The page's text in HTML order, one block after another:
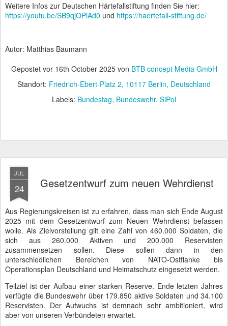
Weitere Infos zur Deutschen Härtefallstiftung finden Sie hier:
https://youtu.be/SB9qjOPiAd0 und https://haertefall-stiftung.de/
Autor: Matthias Baumann
Gepostet vor 16th October 2025von BTB concept Media GmbH
Standort: Friedrich-Ebert-Platz 2, 10117 Berlin, Deutschland
Labels: Bundestag Bundeswehr SiPol
JUL
24 Gesetzentwurf zum neuen Wehrdienst
Aus Regierungskreisen ist zu erfahren, dass man sich Ende August
2025 mit dem Gesetzentwurf zum Neuen Wehrdienst befassen
wolle. Als Zielvorstellung gilt eine Zahl von 460.000 Soldaten, die
sich aus 260.000 Aktiven und 200.000 Reservisten
zusammensetzen sollen. Diese sollen dann in den
unterschiedlichen Bereichen von NATO-Ostflanke bis
Operationsplan Deutschland und Heimatschutz eingesetzt werden.
Teilziel ist der Aufbau einer starken Reserve. Ende letzten Jahres
verfügte die Bundeswehr über 179.850 aktive Soldaten und 34.100
Reservisten. Der Aufwuchs ist demnach sehr ambitioniert, wird
aber von unseren Verbündeten erwartet.